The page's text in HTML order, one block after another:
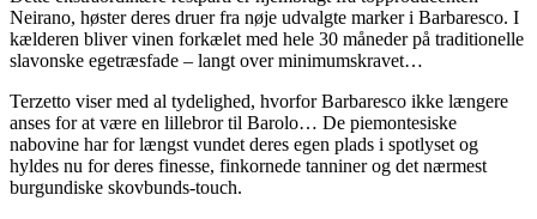
Neirano, høster deres druer fra nøje udvalgte marker i Barbaresco. I
kælderen bliver vinen forkælet med hele 30 måneder på traditionelle
slavonske egetræsfade – langt over minimumskravet…
Terzetto viser med al tydelighed, hvorfor Barbaresco ikke længere
anses for at være en lillebror til Barolo… De piemontesiske
nabovine har for længst vundet deres egen plads i spotlyset og
hyldes nu for deres finesse, finkornede tanniner og det nærmest
burgundiske skovbunds-touch.